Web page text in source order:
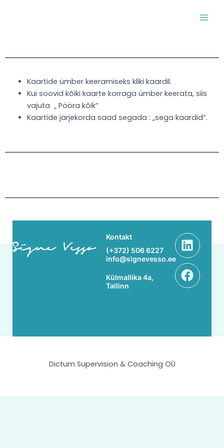
Kaartide ümber keeramiseks kliki kaardil.
Kui soovid kõiki kaarte korraga ümber keerata, siis
vajuta „ Pööra kõik“
Kaartide järjekorda saad segada : „sega kaardid“.
Kontakt
(+372) 506 6227
info@signevesso.ee
Külmallika 4a,
Tallinn
Dictum Supervision & Coaching OÜ